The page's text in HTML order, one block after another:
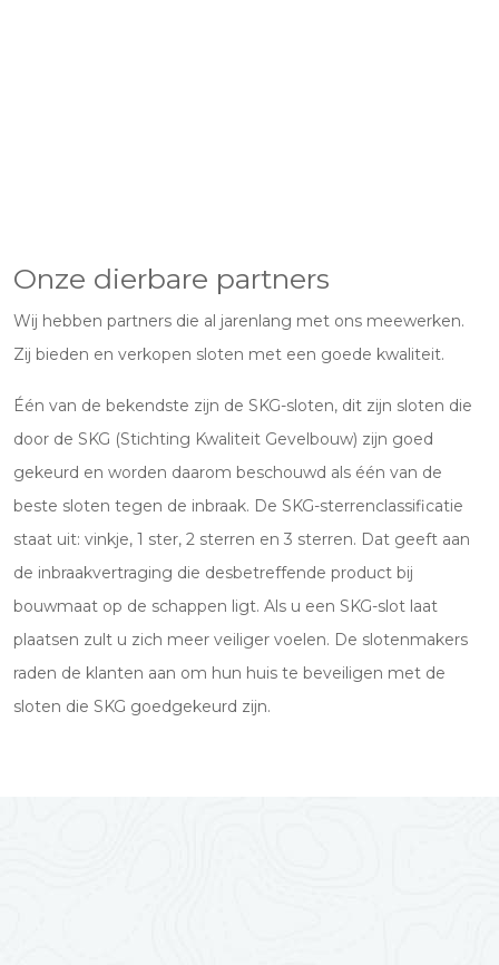
Onze dierbare partners
Wij hebben partners die al jarenlang met ons meewerken.
Zij bieden en verkopen sloten met een goede kwaliteit.
Één van de bekendste zijn de SKG-sloten, dit zijn sloten die
door de SKG (Stichting Kwaliteit Gevelbouw) zijn goed
gekeurd en worden daarom beschouwd als één van de
beste sloten tegen de inbraak. De SKG-sterrenclassificatie
staat uit: vinkje, 1 ster, 2 sterren en 3 sterren. Dat geeft aan
de inbraakvertraging die desbetreffende product bij
bouwmaat op de schappen ligt. Als u een SKG-slot laat
plaatsen zult u zich meer veiliger voelen. De slotenmakers
raden de klanten aan om hun huis te beveiligen met de
sloten die SKG goedgekeurd zijn.